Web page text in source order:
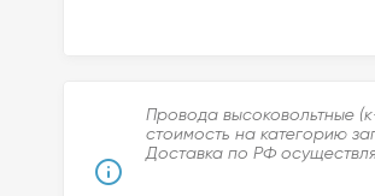
Провода высоковольтные
стоимость на категорию
Доставка по РФ